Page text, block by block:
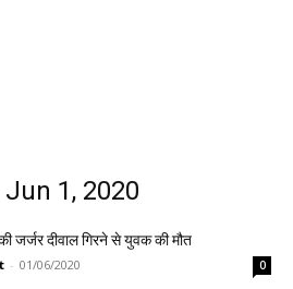
1, 2020
जर्जर दीवाल गिरने से युवक की मौत
- 01/06/2020 0